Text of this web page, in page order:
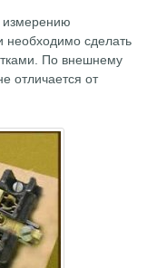
измерению
необходимо сделать
По внешнему
отличается от